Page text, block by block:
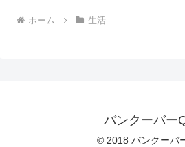
ホーム 生活
バンクーバー
© 2018 バンクーバ